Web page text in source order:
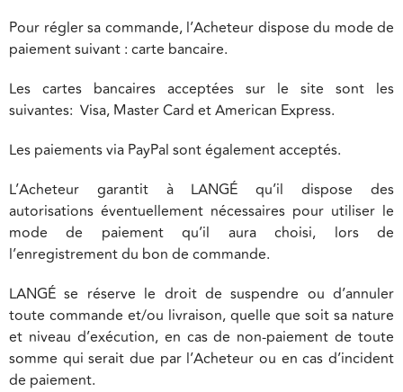
Pour régler sa commande, l’Acheteur dispose du mode de
paiement suivant : carte bancaire.
Les cartes bancaires acceptées sur le site sont les
suivantes: Visa, Master Card et American Express.
Les paiements via PayPal sont également acceptés.
L’Acheteur garantit à LANGÉ qu’il dispose des
autorisations éventuellement nécessaires pour utiliser le
mode de paiement qu’il aura choisi, lors de
l’enregistrement du bon de commande.
LANGÉ se réserve le droit de suspendre ou d’annuler
toute commande et/ou livraison, quelle que soit sa nature
et niveau d’exécution, en cas de non-paiement de toute
somme qui serait due par l’Acheteur ou en cas d’incident
de paiement.